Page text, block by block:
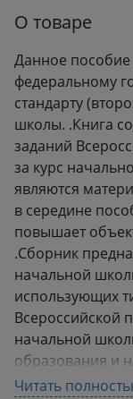
Вес: 0.12 кг
Предмет: Русский
Тип материала:
Класс: 1,2, 3,4
О товаре
Данное пособие
федеральному
стандарту
школы. .Книга
заданий
за курс
являются
в середине
повышает
.Сборник
начальной
использующих
Всероссийской
начальной
образования и
учебные
Читать